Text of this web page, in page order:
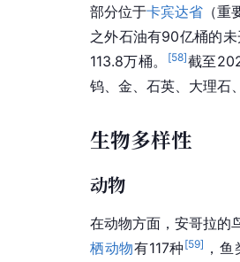
部分位于卡宾达省 （
之外石油有90亿桶的
113.8万桶。
[58]截至
钨、金、石英、大理石
生物多样性
动物
在动物方面，安哥拉的
栖动物有117种 [59] ，